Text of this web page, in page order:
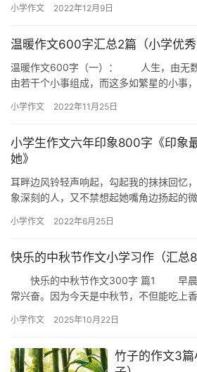
如果你看…
小学作文 2022年12月9日
温暖作文600字汇总2篇（小学优秀
温暖作文600字（一）： 人生，由无数
由若干个小事组成，而这多如繁星的小事
…
小学作文 2022年11月25日
小学生作文六年印象800字《印
她》
耳畔边风铃轻声响起，勾起我的抹抹回忆
象深刻的人，又不禁想起她嘴角边扬起的
的鼻梁…
小学作文 2022年6月25日
快乐的中秋节作文小学习作（汇总8
快乐的中秋节作文300字 篇1 早晨
常兴奋。因为今天是中秋节，不但能吃上
小学作文 2025年10月22日
竹子的作文3